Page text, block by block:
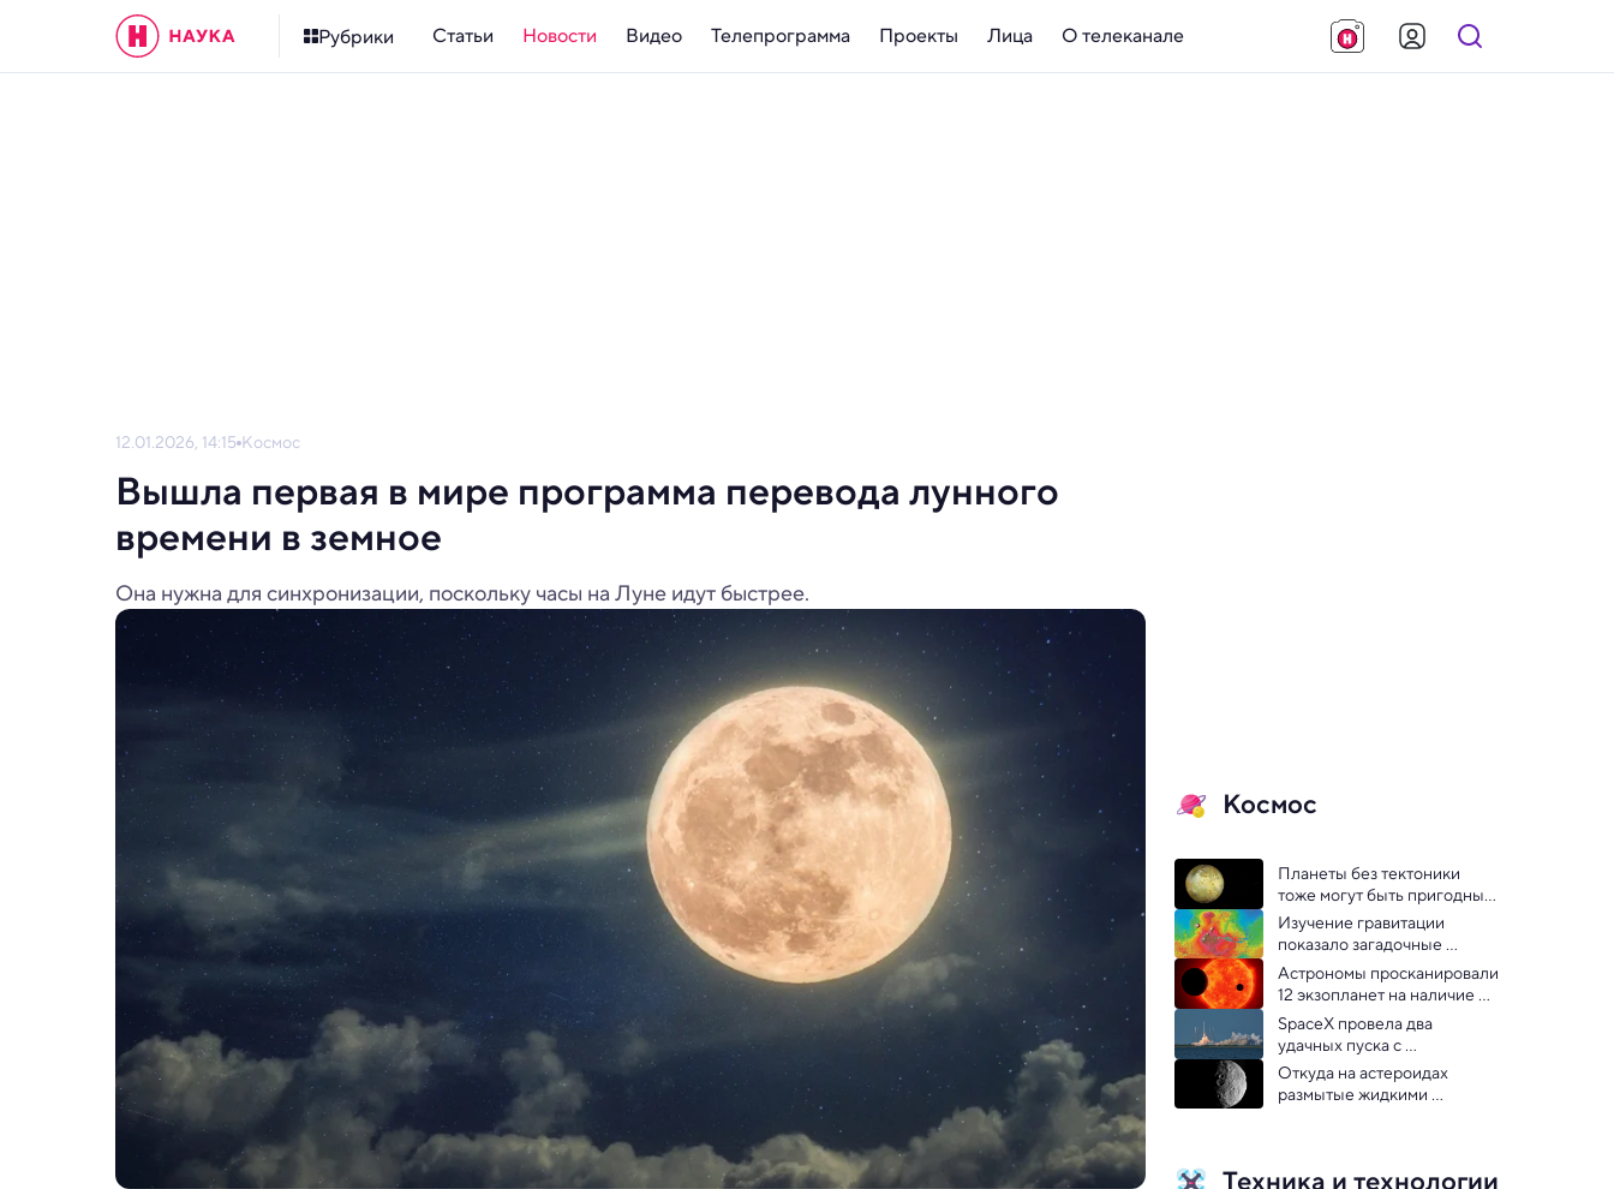
Рубрики Статьи Новости Видео Телепрограмма Проекты Лица О телеканале
12.01.2026, 14:15 Космос
Вышла первая в мире программа перевода лунного
времени в земное
Она нужна для синхронизации, поскольку часы на Луне идут быстрее.
Космос
Планеты без тектоники
тоже могут быть пригодны
для жизни — новые выводы
Изучение гравитации
показало загадочные
структуры под
поверхностью Марса
Астрономы просканировали
12 экзопланет на наличие
техногенных сигналов
SpaceX провела два
удачных пуска с
промежутком в пять часов
Откуда на астероидах
размытые жидкими